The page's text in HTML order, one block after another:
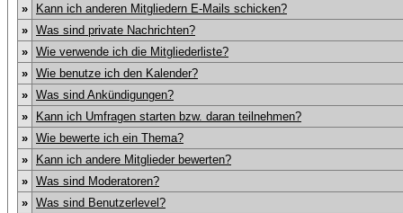
»
Kann ich anderen Mitgliedern E-Mails schicken?
» Was sind private Nachrichten?
» Wie verwende ich die Mitgliederliste?
» Wie benutze ich den Kalender?
» Was sind Ankündigungen?
»
Kann ich Umfragen starten bzw. daran teilnehmen?
» Wie bewerte ich ein Thema?
»
Kann ich andere Mitglieder bewerten?
» Was sind Moderatoren?
» Was sind Benutzerlevel?